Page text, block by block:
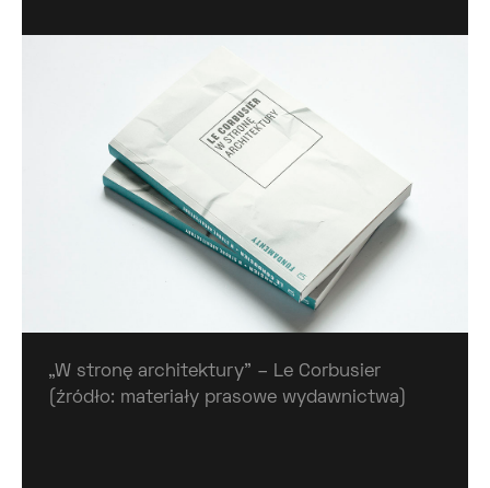
„W stronę architektury” – Le Corbusier
(źródło: materiały prasowe wydawnictwa)